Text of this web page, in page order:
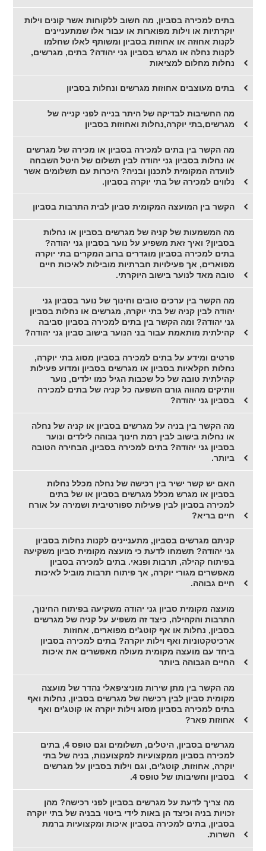
בתים למכירה בסביון, מה חשוב ללקוחות אשר קונים וילות
יוקרתיות או וילות מפוארות או עבור אלו שמתעניינים
לקנות אחוזה או אחוזות בסביון ומשותף לאלו שחלמו
לקנות נחלה או מגרש בסביון גני יהודה? בתים, מגרשים,
נחלות מחלום למציאות
בתים מעוצבים אחוזות מגרשים ונחלות בסביון
מה החשיבות לבדיקה של היתר בנייה לפני קנייה של
מגרשים,בתי יוקרה,נחלות ואחוזות בסביון
מה הקשר בין בתים למכירה בסביון או מכירה של מגרשים
או נחלות בסביון גני יהודה לבין תשלום של היטל השבחה
לוועדה המקומית לתכנון ובניה? היכרות עם תשלומים אשר
נלווים למכירה של בתי יוקרה בסביון.
הקשר בין המועצה המקומית סביון לבית התרבות בסביון
מה המשמעות של קניה של מגרשים בסביון או נחלות
בסביון? ואיך זאת משפיע על נוער בסביון גני יהודה?
בתים למכירה בסביון מוגדרים ברוב המקרים בתי יוקרה
מפוארים, אך פעילויות חברתיות מובילות לאיכות חיים
טובה מאד לנוער בישוב היוקרתי.
מה הקשר בין ערכים טובים וחינוך של נוער בסביון גני
יהודה לבין קניה של בתי יוקרה, מגרשים או נחלות בסביון
גני יהודה? ומה הקשר בין בתים למכירה בסביון סביבה
קהילתית מותאמת עבור בני הנוער בישוב סביון גני יהודה?
פרטים ומידע על בתים למכירה בסביון מסוג בתי יוקרה,
נחלות חקלאיות בסביון או מגרשים בסביון ומדוע פעילות
קהילתית טובה של כל שכבות הגיל כמו ילדים, נוער
וותיקים מהווה גורם השפעה כל קניה של בתים למכירה
בסביון גני יהודה?
מה הקשר בין בניה על מגרשים בסביון או קניה של נחלה
או נחלות בישוב לבין רמת חינוך גבוהה לילדים ונוער
בסביון גני יהודה? בתים למכירה בסביון, הבחירה הטובה
ביותר.
האם יש קשר ישיר בין רכישה של נחלה מכלל נחלות
בסביון או מגרש מכלל מגרשים בסביון או של בתים
למכירה בסביון לבין פעילות ספורטיבית ושמירה על אורח
חיים בריא?
קניתם מגרשים בסביון, מתעניינים לקנות נחלות בסביון
גני יהודה? תשמחו לדעת כי מועצה מקומית סביון משקיעה
בפיתוח קהילה, תרבות ופנאי. בתים למכירה בסביון
מאפשרים מגורי יוקרה, אך פיתוח תרבות מוביל לאיכות
חיים גבוהה.
מועצה מקומית סביון גני יהודה משקיעה בפיתוח החינוך,
התרבות והקהילה, כיצד זה משפיע על קניה של מגרשים
בסביון, נחלות או אף קוטג'ים מפוארים, אחוזות
ארכיטקטוניות ואף וילות יוקרה? בתים למכירה בסביון
ביחד עם מועצה מקומית מעולה מאפשרים את איכות
החיים הגבוהה ביותר
מה הקשר בין מתן שירות מוניציפאלי נהדר של מועצה
מקומית סביון לבין רכישה של מגרשים בסביון, נחלות ואף
בתים למכירה בסביון מסוג וילות יוקרה או קוטג'ים ואף
אחוזות פאר?
מגרשים בסביון, היטלים, תשלומים וגם טופס 4, בתים
למכירה בסביון ממקצועיות למקצוענות, בניה של בתי
יוקרה, אחוזות, קוטג'ים, וגם וילות בסביון על מגרשים
בסביון וחשיבותו של טופס 4.
מה צריך לדעת על מגרשים בסביון לפני רכישה? מהן
זכויות בניה וכיצד הן באות לידי ביטוי בבניה של בתי יוקרה
בסביון, בתים למכירה בסביון איכות ומקצועיות ברמת
השרות.